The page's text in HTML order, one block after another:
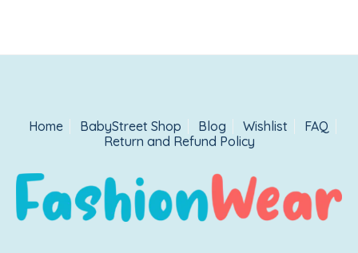
Home BabyStreet Shop Blog Wishlist
FAQ
Return and Refund Policy